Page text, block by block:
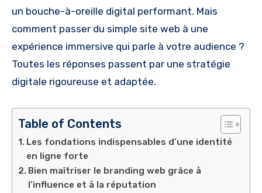
un bouche-à-oreille digital performant. Mais
comment passer du simple site web à une
expérience immersive qui parle à votre audience ?
Toutes les réponses passent par une stratégie
digitale rigoureuse et adaptée.
Table of Contents
Les fondations indispensables d’une identité
en ligne forte
Bien maîtriser le branding web grâce à
l’influence et à la réputation